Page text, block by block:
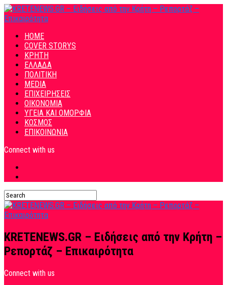
HOME
COVER STORYS
ΚΡΗΤΗ
ΕΛΛΑΔΑ
ΠΟΛΙΤΙΚΗ
MEDIA
ΕΠΙΧΕΙΡΗΣΕΙΣ
ΟΙΚΟΝΟΜΙΑ
ΥΓΕΙΑ ΚΑΙ ΟΜΟΡΦΙΑ
ΚΟΣΜΟΣ
ΕΠΙΚΟΙΝΩΝΙΑ
Connect with us
KRETENEWS.GR – Ειδήσεις από την Κρήτη –
Ρεπορτάζ – Επικαιρότητα
Connect with us